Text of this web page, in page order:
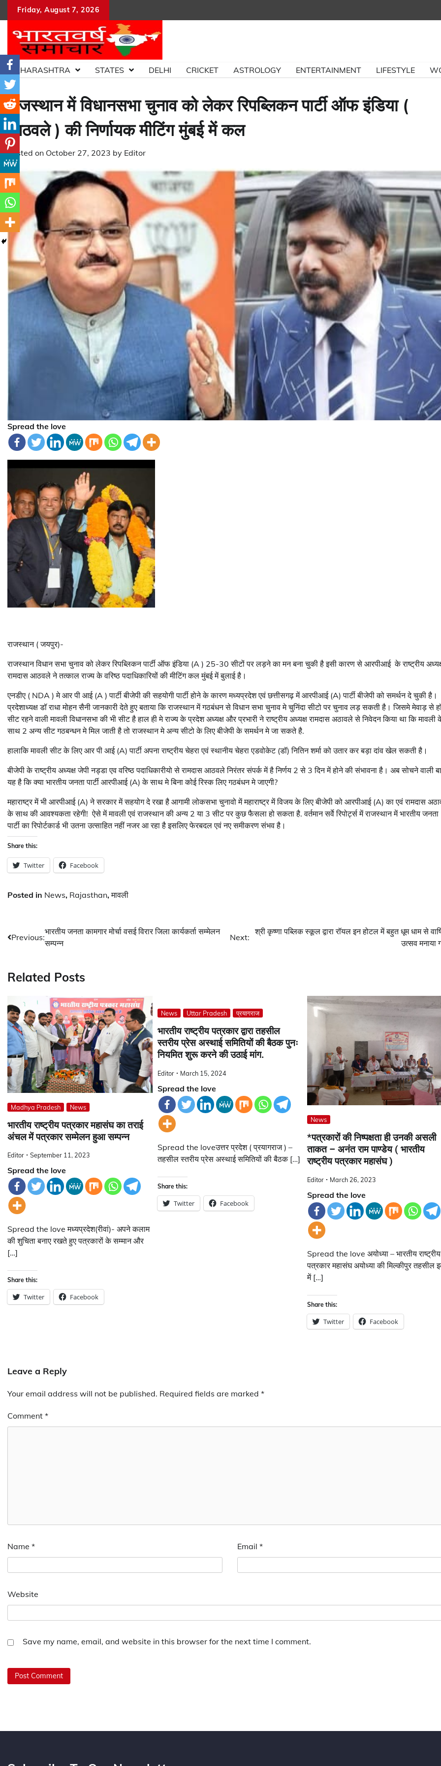
content
Friday, August 7, 2026
MAHARASHTRA STATES DELHI CRICKET ASTROLOGY ENTERTAINMENT LIFESTYLE
राजस्थान में विधानसभा चुनाव को लेकर रिपब्लिकन पार्टी ऑफ इंडिया (
आठवले ) की निर्णायक मीटिंग मुंबई में कल
Posted on October 27, 2023 by Editor
Spread the love
राजस्थान ( जयपुर)-
राजस्थान विधान सभा चुनाव को लेकर रिपब्लिकन पार्टी ऑफ इंडिया (A ) 25-30 सीटों पर लड़ने का मन बना चुकी है इसी कारण से आरपीआई के राष्ट्रीय
रामदास आठवले ने तत्काल राज्य के वरिष्ठ पदाधिकारियों की मीटिंग कल मुंबई में बुलाई है।
एनडीए ( NDA ) मे आर पी आई (A ) पार्टी बीजेपी की सहयोगी पार्टी होने के कारण मध्यप्रदेश एवं छत्तीसगढ़ में आरपीआई (A) पार्टी बीजेपी को समर्थन दे चुकी है।
प्रदेशाध्यक्ष डॉ राधा मोहन सैनी जानकारी देते हुए बताया कि राजस्थान में गठबंधन से विधान सभा चुनाव मे चुनिंदा सीटो पर चुनाव लड़ सकती है। जिसमे मेवाड़ से
सीट रहने वाली मावली विधानसभा की भी सीट है हाल ही मे राज्य के प्रदेश अध्यक्ष और प्रभारी ने राष्ट्रीय अध्यक्ष रामदास अठावले से निवेदन किया था कि मावली
साथ 2 अन्य सीट गठबन्धन मे मिल जाती है तो राजस्थान मे अन्य सीटो के लिए बीजेपी के समर्थन मे जा सकते है.
हालाकि मावली सीट के लिए आर पी आई (A) पार्टी अपना राष्ट्रीय चेहरा एवं स्थानीय चेहरा एडवोकेट (डॉ) नितिन शर्मा को उतार कर बड़ा दांव खेल सकती है।
बीजेपी के राष्ट्रीय अध्यक्ष जेपी नड्डा एव वरिष्ठ पदाधिकारीयो से रामदास आठवले निरंतर संपर्क में है निर्णय 2 से 3 दिन में होने की संभावना है। अब सोचने वाली
यह है कि क्या भारतीय जनता पार्टी आरपीआई (A) के साथ मे बिना कोई रिस्क लिए गठबंधन मे जाएगी?
महाराष्ट्र में भी आरपीआई (A) ने सरकार में सहयोग दे रखा है आगामी लोकसभा चुनावो में महाराष्ट्र में विजय के लिए बीजेपी को आरपीआई (A) का एवं रामदास
के साथ की आवश्यकता रहेगी! ऐसे में मावली एवं राजस्थान की अन्य 2 या 3 सीट पर कुछ फैसला हो सकता है. वर्तमान सर्वे रिपोर्ट्स में राजस्थान में भारतीय जनता
पार्टी का रिपोर्टकार्ड भी उतना उत्साहित नहीं नजर आ रहा है इसलिए फेरबदल एवं नए समीकरण संभव है।
Share this:
Twitter Facebook
Posted in News, Rajasthan,मावली
Post
Previous:
भारतीय जनता कामगार मोर्चा वसई विरार जिला कार्यकर्ता सम्मेलन
सम्पन्न
Next:
श्री कृष्णा पब्लिक स्कूल द्वारा रॉयल इन होटल में बहुत धूम धाम से
उत्सव मनाया
Related Posts
Madhya Pradesh News
भारतीय राष्ट्रीय पत्रकार महासंघ का तराई
अंचल में पत्रकार सम्मेलन हुआ सम्पन्न
Editor September 11, 2023
Spread the love
Spread the love मध्यप्रदेश(रीवां)- अपने कलाम
की शुचिता बनाए रखते हुए पत्रकारों के सम्मान और
[…]
Share this:
Twitter Facebook
News Uttar Pradesh प्रयागराज
भारतीय राष्ट्रीय पत्रकार द्वारा तहसील
स्तरीय प्रेस अस्थाई समितियों की बैठक पुनः
नियमित शुरू करने की उठाई मांग.
Editor March 15, 2024
Spread the love
Spread the loveउत्तर प्रदेश ( प्रयागराज ) –
तहसील स्तरीय प्रेस अस्थाई समितियों की बैठक […]
Share this:
Twitter Facebook
News
*पत्रकारों की निष्पक्षता ही उनकी असली
ताकत – अनंत राम पाण्डेय ( भारतीय
राष्ट्रीय पत्रकार महासंघ )
Editor March 26, 2023
Spread the love
Spread the love अयोध्या – भारतीय राष्ट्रीय
पत्रकार महासंघ अयोध्या की मिल्कीपुर तहसील
में […]
Share this:
Twitter Facebook
Leave a Reply
Your email address will not be published. Required fields are marked *
Comment *
Name * Email *
Website
Save my name, email, and website in this browser for the next time I comment.